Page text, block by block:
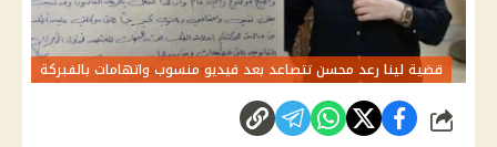
قضية لينا رعد محسن تتصاعد بعد فيديو منسوب واتهامات بالفبركة
شارك